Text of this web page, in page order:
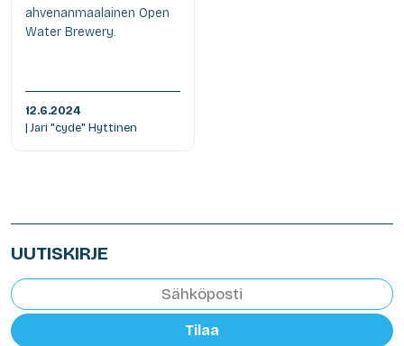
ahvenanmaalainen Open
Water Brewery.
12.6.2024
| Jari "cyde" Hyttinen
UUTISKIRJE
Tilaa